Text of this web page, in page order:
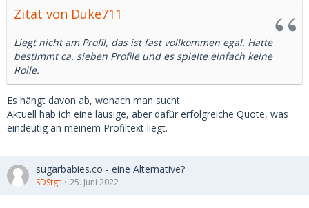
Zitat von Duke711
Liegt nicht am Profil, das ist fast vollkommen egal. Hatte
bestimmt ca. sieben Profile und es spielte einfach keine
Rolle.
Es hängt davon ab, wonach man sucht.
Aktuell hab ich eine lausige, aber dafür erfolgreiche Quote, was
eindeutig an meinem Profiltext liegt.
sugarbabies.co - eine Alternative?
SDStgt 25. Juni 2022